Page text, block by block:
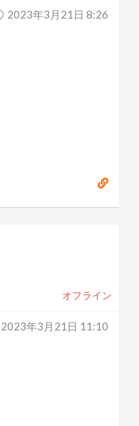
2023年3月21日 8:26
オフライン
2023年3月21日 11:10